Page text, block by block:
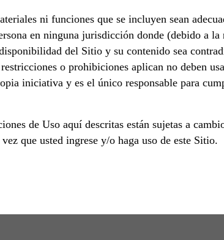
ni funciones que se incluyen sean
en ninguna jurisdicción donde (debido a la
del Sitio y su contenido sea
o prohibiciones aplican no deben
iniciativa y es el único responsable para
de Uso aquí descritas están sujetas a
que usted ingrese y/o haga uso de este Sitio.